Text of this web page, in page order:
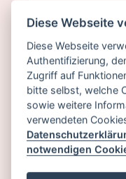
Passwort
Diese Webseite
Diese Webseite
Authentifizierung,
Zugriff auf
bitte selbst, welche
sowie weitere
verwendeten
notwendigen